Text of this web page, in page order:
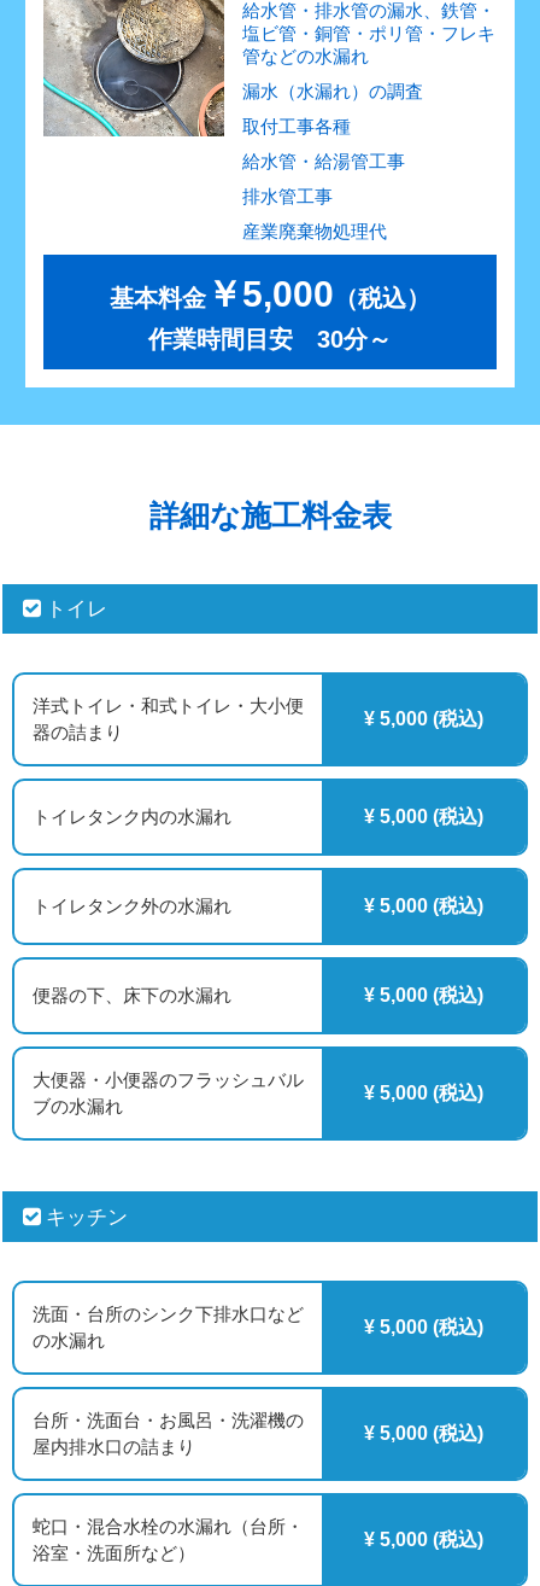
給水管・排水管の漏水、鉄管・
塩ビ管・銅管・ポリ管・フレキ
管などの水漏れ
漏水（水漏れ）の調査
取付工事各種
給水管・給湯管工事
排水管工事
産業廃棄物処理代
基本料金￥5,000 （税込）
作業時間目安 30分～
詳細な施工料金表
トイレ
洋式トイレ・和式トイレ・大小便
器の詰まり
¥ 5,000 (税込)
トイレタンク内の水漏れ ¥ 5,000 (税込)
トイレタンク外の水漏れ ¥ 5,000 (税込)
便器の下、床下の水漏れ ¥ 5,000 (税込)
大便器・小便器のフラッシュバル
ブの水漏れ
¥ 5,000 (税込)
キッチン
洗面・台所のシンク下排水口など
の水漏れ
¥ 5,000 (税込)
台所・洗面台・お風呂・洗濯機の
屋内排水口の詰まり
¥ 5,000 (税込)
蛇口・混合水栓の水漏れ（台所・
浴室・洗面所など）
¥ 5,000 (税込)